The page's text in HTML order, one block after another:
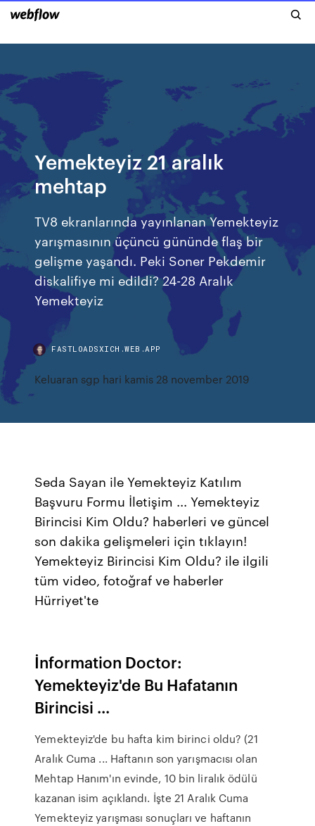
Yemekteyiz 21 aralık
mehtap
TV8 ekranlarında yayınlanan Yemekteyiz
yarışmasının üçüncü gününde flaş bir
gelişme yaşandı. Peki Soner Pekdemir
diskalifiye mi edildi? 24-28 Aralık
Yemekteyiz
FASTLOADSXICH.WEB.APP
Keluaran sgp hari kamis 28 november 2019
Seda Sayan ile Yemekteyiz Katılım
Başvuru Formu İletişim ... Yemekteyiz
Birincisi Kim Oldu? haberleri ve güncel
son dakika gelişmeleri için tıklayın!
Yemekteyiz Birincisi Kim Oldu? ile ilgili
tüm video, fotoğraf ve haberler
Hürriyet'te
İnformation Doctor:
Yemekteyiz'de Bu Hafatanın
Birincisi ...
Yemekteyiz'de bu hafta kim birinci oldu? (21
Aralık Cuma ... Haftanın son yarışmacısı olan
Mehtap Hanım'ın evinde, 10 bin liralık ödülü
kazanan isim açıklandı. İşte 21 Aralık Cuma
Yemekteyiz yarışması sonuçları ve haftanın